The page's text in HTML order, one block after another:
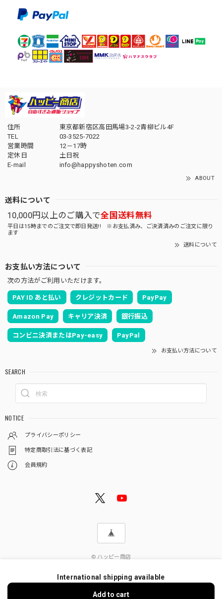
住所
東京都新宿区高田馬場3-2-2青柳ビル4F
TEL
03-3525-7022
営業時間
12－17時
定休日
土日祝
E-mail
info@happyshoten.com
ABOUT
送料について
10,000円以上のご購入で全国送料無料
平日は15時までのご注文で即日発送!! ※お支払済み、ご決済済みのご注文に限り
ます
送料について
お支払い方法について
次の方法がご利用いただけます。
PAY ID あと払い クレジットカード PayPay
Amazon Pay キャリア決済 銀行振込
コンビニ決済またはPay-easy PayPal
お支払い方法について
SEARCH
NOTICE
プライバシーポリシー
特定商取引法に基づく表記
会員規約
© ハッピー商店
International shipping available
Add to cart